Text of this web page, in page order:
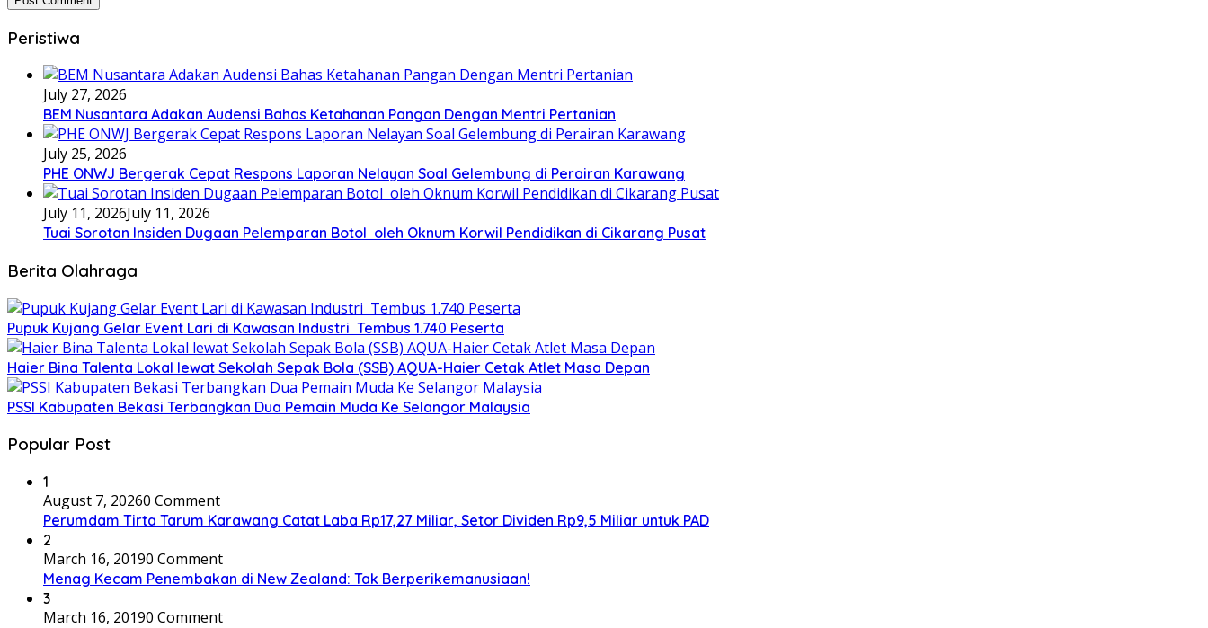
Peristiwa
July 27, 2026
BEM Nusantara Adakan Audensi Bahas Ketahanan Pangan Dengan Mentri Pertanian
July 25, 2026
PHE ONWJ Bergerak Cepat Respons Laporan Nelayan Soal Gelembung di Perairan Karawang
July 11, 2026July 11, 2026
Tuai Sorotan Insiden Dugaan Pelemparan Botol oleh Oknum Korwil Pendidikan di Cikarang Pusat
Berita Olahraga
Pupuk Kujang Gelar Event Lari di Kawasan Industri Tembus 1.740 Peserta
Haier Bina Talenta Lokal lewat Sekolah Sepak Bola (SSB) AQUA-Haier Cetak Atlet Masa Depan
PSSI Kabupaten Bekasi Terbangkan Dua Pemain Muda Ke Selangor Malaysia
Popular Post
1
August 7, 20260 Comment
Perumdam Tirta Tarum Karawang Catat Laba Rp17,27 Miliar, Setor Dividen Rp9,5 Miliar untuk PAD
2
March 16, 20190 Comment
Menag Kecam Penembakan di New Zealand: Tak Berperikemanusiaan!
3
March 16, 20190 Comment